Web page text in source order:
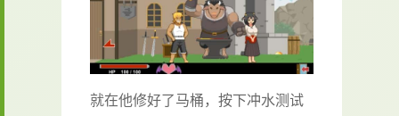
就在他修好了马桶，按下冲水测试